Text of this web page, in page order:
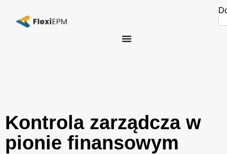
Kontrola zarządcza w
pionie finansowym